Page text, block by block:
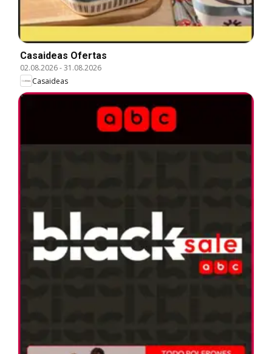
Casaideas Ofertas
02.08.2026-31.08.2026
Casaideas